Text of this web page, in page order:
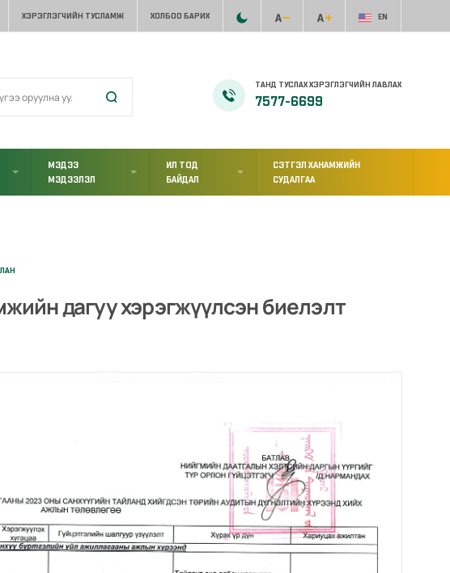
ХЭРЭГЛЭГЧИЙН ТУСЛАМЖ ХОЛБОО БАРИХ EN
ТАНД ТУСЛАХ ХЭРЭГЛЭГЧИЙН ЛАВЛАХ
7577-6699
МЭДЭЭ
МЭДЭЭЛЭЛ
ИЛ ТОД
БАЙДАЛ
СЭТГЭЛ ХАНАМЖИЙН
СУДАЛГАА
дагуу хэрэгжүүлсэн биелэлт